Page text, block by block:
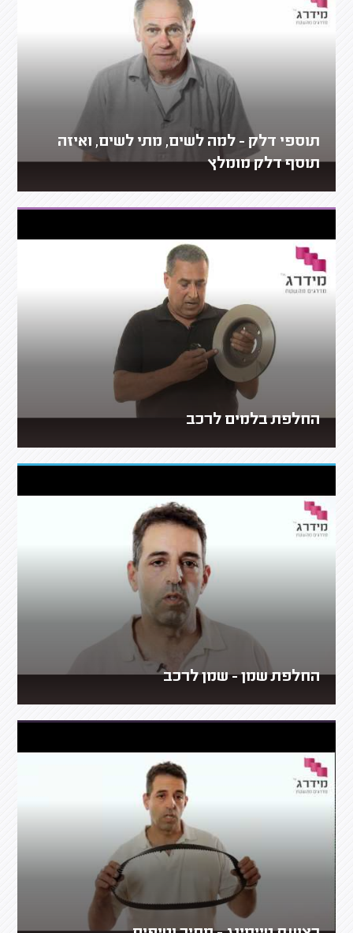
תוספי דלק - למה לשים, מתי לשים, ואיזה
תוסף דלק מומלץ
החלפת בלמים לרכב
החלפת שמן - שמן לרכב